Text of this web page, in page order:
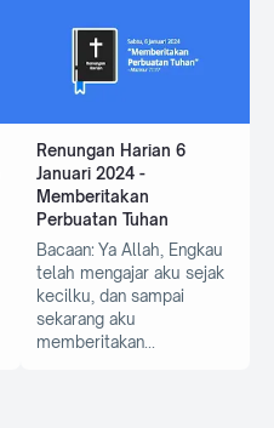
Renungan Harian 6
Januari 2024 -
Memberitakan
Perbuatan Tuhan
Bacaan: Ya Allah, Engkau
telah mengajar aku sejak
kecilku, dan sampai
sekarang aku
memberitakan